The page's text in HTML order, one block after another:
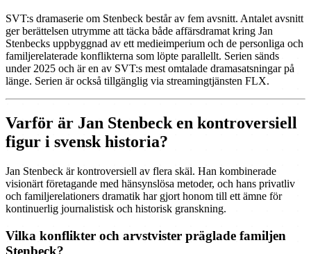
SVT:s dramaserie om Stenbeck består av fem avsnitt. Antalet avsnitt
ger berättelsen utrymme att täcka både affärsdramat kring Jan
Stenbecks uppbyggnad av ett medieimperium och de personliga och
familjerelaterade konflikterna som löpte parallellt. Serien sänds
under 2025 och är en av SVT:s mest omtalade dramasatsningar på
länge. Serien är också tillgänglig via streamingtjänsten FLX.
Varför är Jan Stenbeck en kontroversiell
figur i svensk historia?
Jan Stenbeck är kontroversiell av flera skäl. Han kombinerade
visionärt företagande med hänsynslösa metoder, och hans privatliv
och familjerelationers dramatik har gjort honom till ett ämne för
kontinuerlig journalistisk och historisk granskning.
Vilka konflikter och arvstvister präglade familjen
Stenbeck?